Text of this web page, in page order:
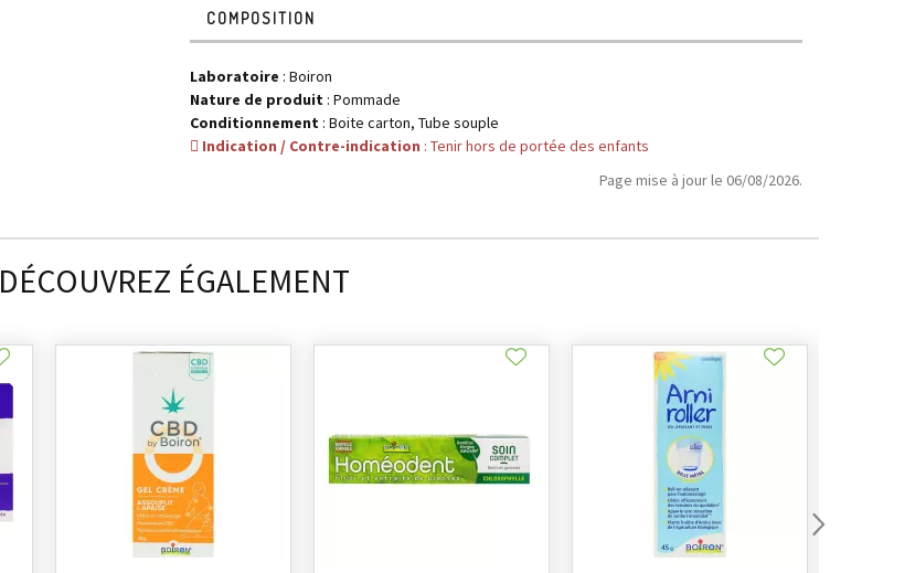
COMPOSITION
Laboratoire : Boiron
Nature de produit : Pommade
Conditionnement : Boite carton, Tube souple
Indication / Contre-indication : Tenir hors de portée des enfants
Page mise à jour le 06/08/2026.
DÉCOUVREZ ÉGALEMENT